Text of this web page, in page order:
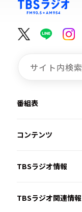
番組表
コンテンツ
TBSラジオ情報
TBSラジオ関連情報